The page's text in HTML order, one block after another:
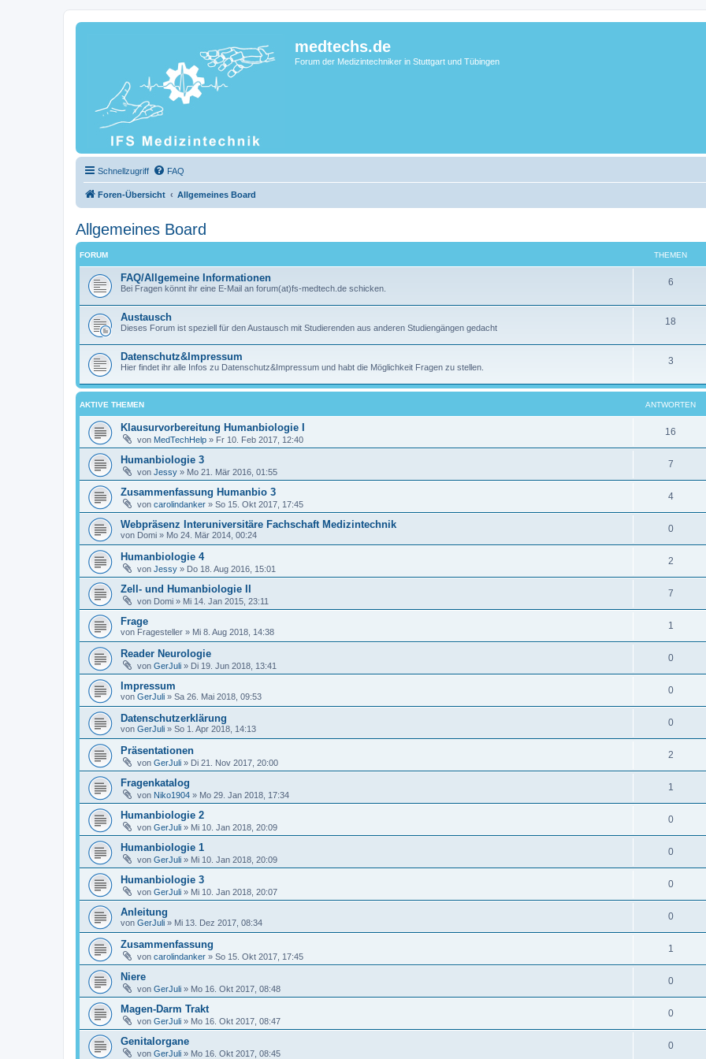
medtechs.de
Forum der Medizintechniker in Stuttgart und Tübingen
Schnellzugriff FAQ
Foren-Übersicht Allgemeines Board
Allgemeines Board
FORUM THEMEN
FAQ/Allgemeine Informationen
Bei Fragen könnt ihr eine E-Mail an forum(at)fs-medtech.de schicken.
6
Austausch
Dieses Forum ist speziell für den Austausch mit Studierenden aus anderen Studiengängen gedacht
18
Datenschutz&Impressum
Hier findet ihr alle Infos zu Datenschutz&Impressum und habt die Möglichkeit Fragen zu stellen.
3
AKTIVE THEMEN ANTWORTEN
Klausurvorbereitung Humanbiologie I
von MedTechHelp » Fr 10. Feb 2017, 12:40
16
Humanbiologie 3
von Jessy » Mo 21. Mär 2016, 01:55
7
Zusammenfassung Humanbio 3
von carolindanker » So 15. Okt 2017, 17:45
4
Webpräsenz Interuniversitäre Fachschaft Medizintechnik
von Domi » Mo 24. Mär 2014, 00:24
0
Humanbiologie 4
von Jessy » Do 18. Aug 2016, 15:01
2
Zell- und Humanbiologie II
von Domi » Mi 14. Jan 2015, 23:11
7
Frage
von Fragesteller » Mi 8. Aug 2018, 14:38
1
Reader Neurologie
von GerJuli » Di 19. Jun 2018, 13:41
0
Impressum
von GerJuli » Sa 26. Mai 2018, 09:53
0
Datenschutzerklärung
von GerJuli » So 1. Apr 2018, 14:13
0
Präsentationen
von GerJuli » Di 21. Nov 2017, 20:00
2
Fragenkatalog
von Niko1904 » Mo 29. Jan 2018, 17:34
1
Humanbiologie 2
von GerJuli » Mi 10. Jan 2018, 20:09
0
Humanbiologie 1
von GerJuli » Mi 10. Jan 2018, 20:09
0
Humanbiologie 3
von GerJuli » Mi 10. Jan 2018, 20:07
0
Anleitung
von GerJuli » Mi 13. Dez 2017, 08:34
0
Zusammenfassung
von carolindanker » So 15. Okt 2017, 17:45
1
Niere
von GerJuli » Mo 16. Okt 2017, 08:48
0
Magen-Darm Trakt
von GerJuli » Mo 16. Okt 2017, 08:47
0
Genitalorgane
von GerJuli » Mo 16. Okt 2017, 08:45
0